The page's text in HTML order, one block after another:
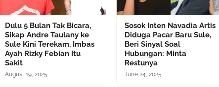
Dulu 5 Bulan Tak Bicara,
Sikap Andre Taulany ke
Sule Kini Terekam, Imbas
Ayah Rizky Febian Itu
Sakit
August 19, 2025
Sosok Inten Navadia Artis
Diduga Pacar Baru Sule,
Beri Sinyal Soal
Hubungan: Minta
Restunya
June 24, 2025